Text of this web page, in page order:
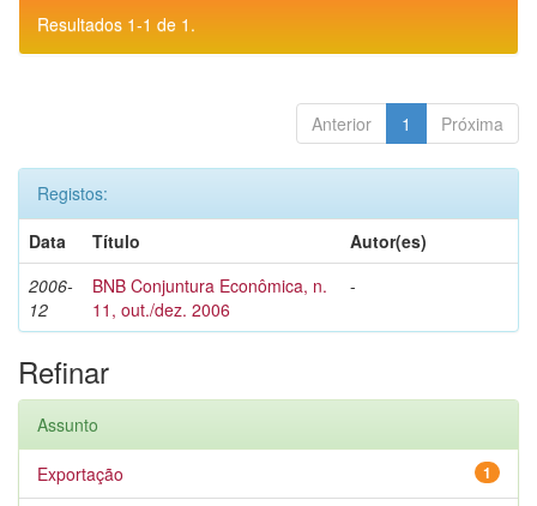
Resultados 1-1 de 1.
Anterior 1 Próxima
Registos:
Data
Título
Autor(es)
2006-
12
BNB Conjuntura Econômica, n.
11, out./dez. 2006
-
Refinar
Assunto
1
Exportação